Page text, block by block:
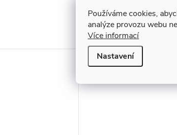
Používáme cookies,
analýze provozu webu
Více informací
Nastavení
K tomuto